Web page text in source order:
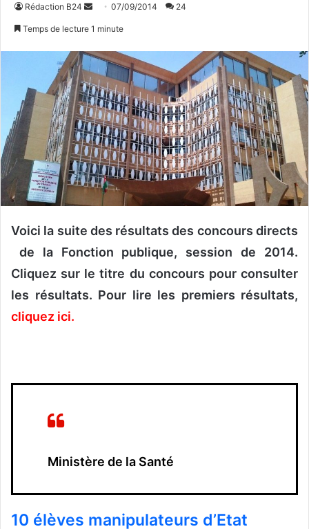
Rédaction B24
o
y
e
r
u
n
c
o
u
r
i
e
l
07/09/2014 24
Temps de lecture 1 minute
Voici la suite des résultats des concours directs
de la Fonction publique, session de 2014.
Cliquez sur le titre du concours pour consulter
les résultats. Pour lire les premiers résultats,
cliquez ici.
Ministère de la Santé
10 élèves manipulateurs d’Etat